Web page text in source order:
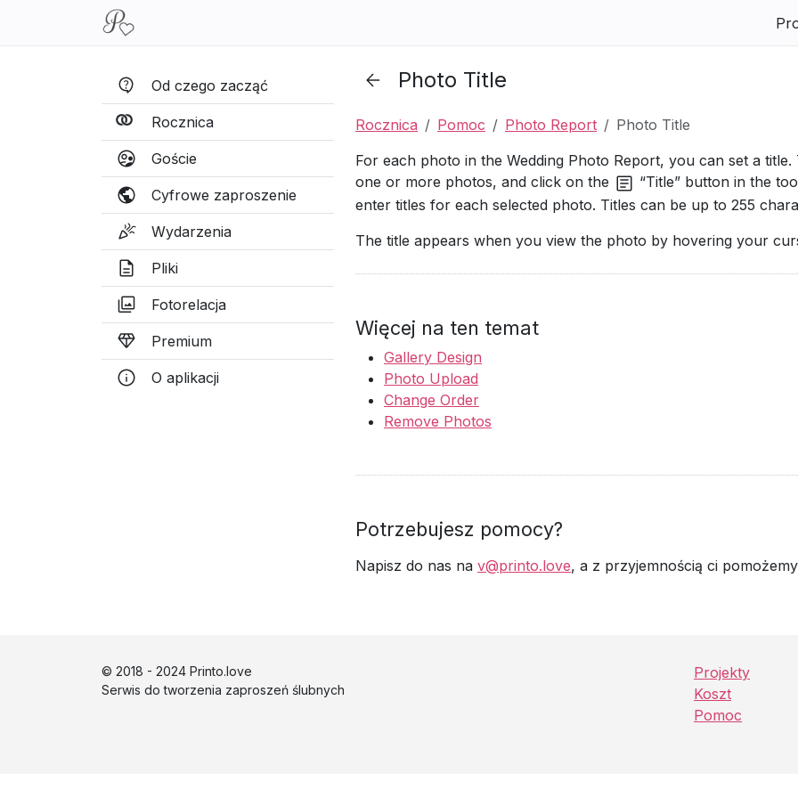
Od czego zacząć
Rocznica
Goście
Cyfrowe zaproszenie
Wydarzenia
Pliki
Fotorelacja
Premium
O aplikacji
Photo Title
Rocznica Pomoc Photo Report
Photo Title
For each photo in the Wedding Photo Report, you can set a
one or more photos, and click on the
“Title” button in the
enter titles for each selected photo. Titles can be up to 255
The title appears when you view the photo by hovering your
Więcej na ten temat
Gallery Design
Photo Upload
Change Order
Remove Photos
Potrzebujesz pomocy?
Napisz do nas na v@printo.love, a z przyjemnością ci
© 2018 - 2024 Printo.love
Serwis do tworzenia zaproszeń ślubnych
Projekty
Koszt
Pomoc